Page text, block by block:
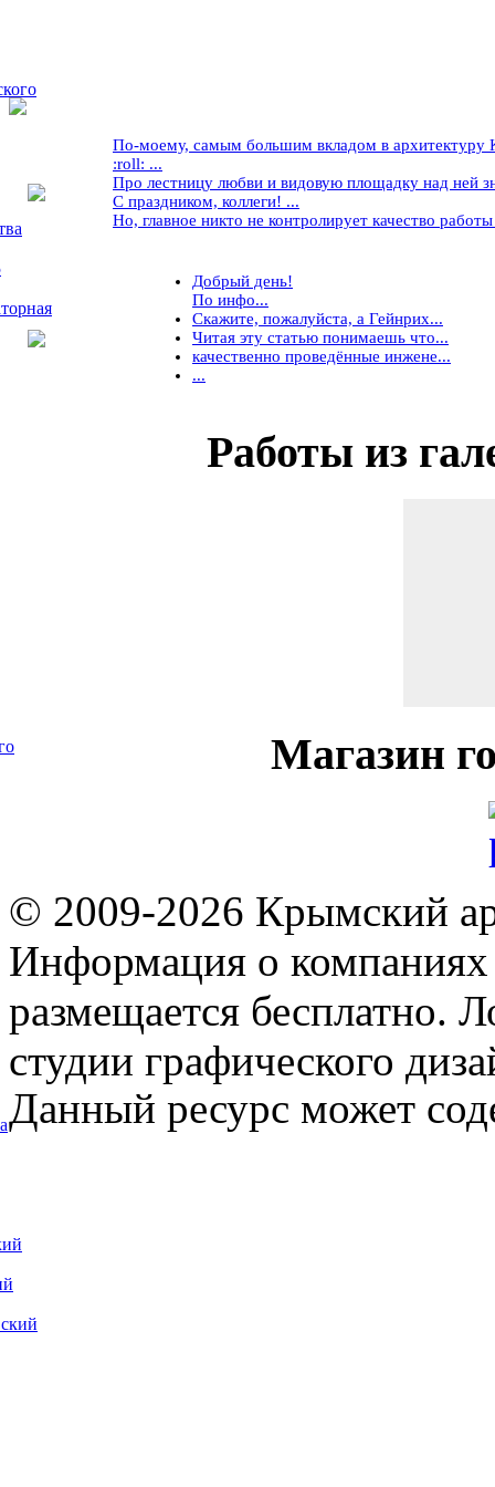
По-моему, самым большим вкладом в архитектуру
:roll: ...
Про лестницу любви и видовую площадку над ней
С праздником, коллеги! ...
Но, главное никто не контролирует качество
Добрый день!
По инфо...
Скажите, пожалуйста, а Гейнрих...
Читая эту статью понимаешь что...
качественно проведённые инжене...
...
Работыиз
Магазин
© 2009-2026 Крымский
Информация о компаниях
размещается бесплатно.
студии графического
Данный ресурс может